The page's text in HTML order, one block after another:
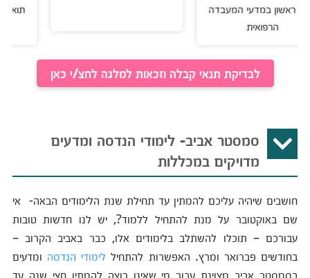
במדעי המעבדה
תואר ראשון
לבדיקת תנאי קבלה וזכאות למלגה לחצ/י כאן
סמסטר אביב- לימודי הנדסה ומדעים
מדויקים במכללות
חושבים שיהיה עליכם להמתין עד תחילת שנת הלימודים הבאה- אי
שם באוקטובר על מנת להתחיל ללמוד?, יש לנו חדשות טובות
עבורכם – תוכלו להשתלב בלימודים אלו, כבר באביב הקרוב –
בחודשים פברואר ומרץ. האפשרות להתחיל לימודי הנדסה ומדעים